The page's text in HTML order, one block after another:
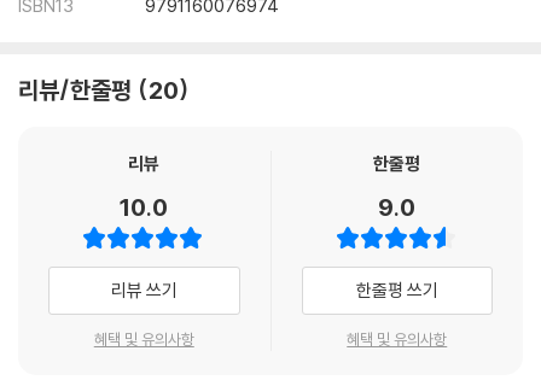
ISBN13 9791160076974
리뷰/한줄평 20
리뷰
10.0
리뷰 쓰기
혜택 및 유의사항
한줄평
9.0
한줄평 쓰기
혜택 및 유의사항